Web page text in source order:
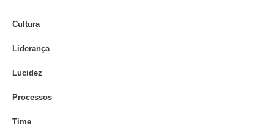
Cultura
Liderança
Lucidez
Processos
Time